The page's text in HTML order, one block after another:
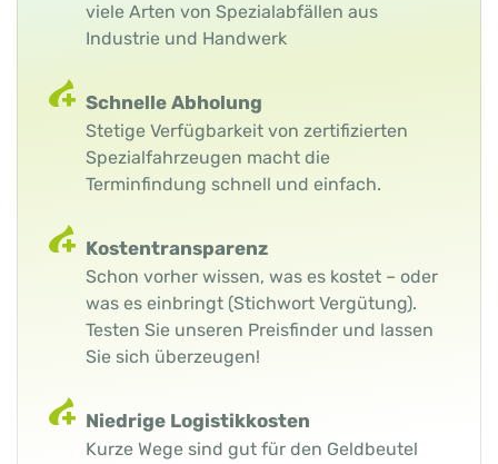
viele Arten von Spezialabfällen aus
Industrie und Handwerk
Schnelle Abholung
Stetige Verfügbarkeit von zertifizierten
Spezialfahrzeugen macht die
Terminfindung schnell und einfach.
Kostentransparenz
Schon vorher wissen, was es kostet – oder
was es einbringt (Stichwort Vergütung).
Testen Sie unseren Preisfinder und lassen
Sie sich überzeugen!
Niedrige Logistikkosten
Kurze Wege sind gut für den Geldbeutel